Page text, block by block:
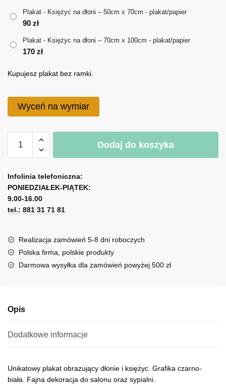
Plakat - Księżyc na dłoni – 50cm x 70cm - plakat/papier
90 zł
Plakat - Księżyc na dłoni – 70cm x 100cm - plakat/papier
170 zł
Kupujesz plakat bez ramki.
Wyceń na wymiar
Plakat
Księżyc
na
dłoni
Dodaj do koszyka
l
t
e
r
a
t
i
Infolinia telefoniczna:
PONIEDZIAŁEK-PIĄTEK:
9.00-16.00
tel.: 881 31 71 81
Realizacja zamówień 5-8 dni roboczych
Polska firma, polskie produkty
Darmowa wysyłka dla zamówień powyżej 500 zł
Opis
Dodatkowe informacje
Unikatowy plakat obrazujący dłonie i księżyc. Grafika czarno-
biała. Fajna dekoracja do salonu oraz sypialni.